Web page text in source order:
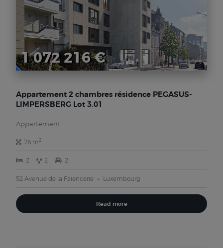
1 072 216 €
Appartement 2 chambres résidence PEGASUS-
LIMPERSBERG Lot 3.01
Appartement
76 m2
2 2 2
52 Avenue de la Faiencerie Luxembourg
Read more